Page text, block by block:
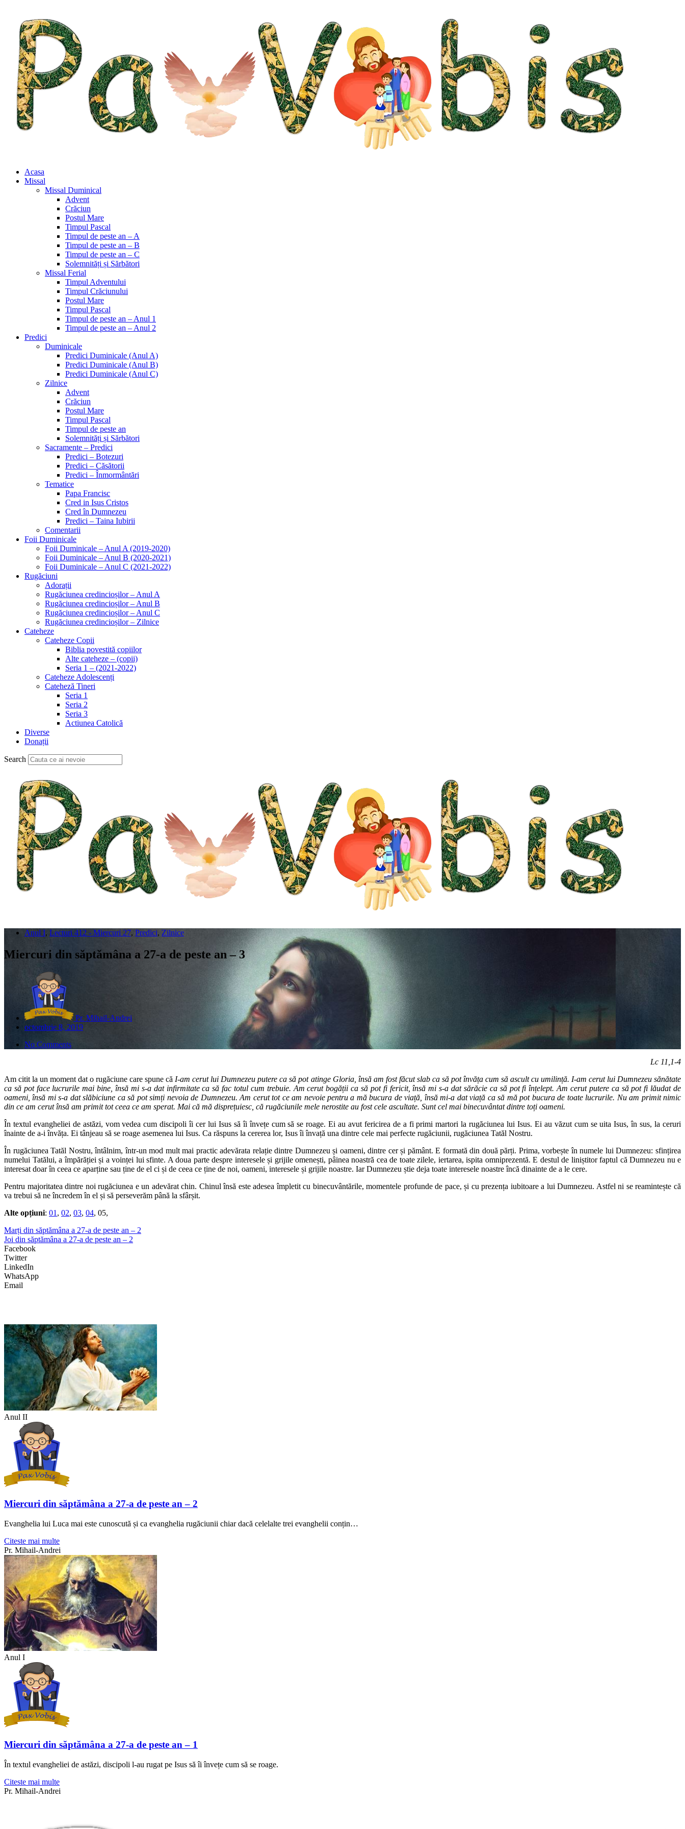
Acasa
Missal
Missal Duminical
Advent
Crăciun
Postul Mare
Timpul Pascal
Timpul de peste an – A
Timpul de peste an – B
Timpul de peste an – C
Solemnități și Sărbători
Missal Ferial
Timpul Adventului
Timpul Crăciunului
Postul Mare
Timpul Pascal
Timpul de peste an – Anul 1
Timpul de peste an – Anul 2
Predici
Duminicale
Predici Duminicale (Anul A)
Predici Duminicale (Anul B)
Predici Duminicale (Anul C)
Zilnice
Advent
Crăciun
Postul Mare
Timpul Pascal
Timpul de peste an
Solemnități și Sărbători
Sacramente – Predici
Predici – Botezuri
Predici – Căsătorii
Predici – Înmormântări
Tematice
Papa Francisc
Cred in Isus Cristos
Cred în Dumnezeu
Predici – Taina Iubirii
Comentarii
Foii Duminicale
Foii Duminicale – Anul A (2019-2020)
Foii Duminicale – Anul B (2020-2021)
Foii Duminicale – Anul C (2021-2022)
Rugăciuni
Adorații
Rugăciunea credincioșilor – Anul A
Rugăciunea credincioșilor – Anul B
Rugăciunea credincioșilor – Anul C
Rugăciunea credincioșilor – Zilnice
Cateheze
Cateheze Copii
Biblia povestită copiilor
Alte cateheze – (copii)
Seria 1 – (2021-2022)
Cateheze Adolescenți
Cateheză Tineri
Seria 1
Seria 2
Seria 3
Actiunea Catolică
Diverse
Donații
Search
Anul I, Lecturi 412 - Miercuri 27, Predici, Zilnice
Miercuri din săptămâna a 27-a de peste an – 3
Pr. Mihail-Andrei
octombrie 8, 2019
No Comments
Lc 11,1-4
Am citit la un moment dat o rugăciune care spune că I-am cerut lui Dumnezeu putere ca să pot atinge Gloria, însă am fost făcut slab ca să pot învăța cum să ascult cu umilință. I-am cerut lui Dumnezeu sănătate
ca să pot face lucrurile mai bine, însă mi s-a dat infirmitate ca să fac totul cum trebuie. Am cerut bogății ca să pot fi fericit, însă mi s-a dat sărăcie ca să pot fi înțelept. Am cerut putere ca să pot fi lăudat de
oameni, însă mi s-a dat slăbiciune ca să pot simți nevoia de Dumnezeu. Am cerut tot ce am nevoie pentru a mă bucura de viață, însă mi-a dat viață ca să mă pot bucura de toate lucrurile. Nu am primit nimic
din ce am cerut însă am primit tot ceea ce am sperat. Mai că mă disprețuiesc, că rugăciunile mele nerostite au fost cele ascultate. Sunt cel mai binecuvântat dintre toți oameni.
În textul evangheliei de astăzi, vom vedea cum discipoli îi cer lui Isus să îi învețe cum să se roage. Ei au avut fericirea de a fi primi martori la rugăciunea lui Isus. Ei au văzut cum se uita Isus, în sus, la ceruri
înainte de a-i învăța. Ei tânjeau să se roage asemenea lui Isus. Ca răspuns la cererea lor, Isus îi învață una dintre cele mai perfecte rugăciunii, rugăciunea Tatăl Nostru.
În rugăciunea Tatăl Nostru, întâlnim, într-un mod mult mai practic adevărata relație dintre Dumnezeu și oameni, dintre cer și pământ. E formată din două părți. Prima, vorbește în numele lui Dumnezeu: sfințirea
numelui Tatălui, a împărăției și a voinței lui sfinte. A doua parte despre interesele și grijile omenești, pâinea noastră cea de toate zilele, iertarea, ispita omniprezentă. E destul de liniștitor faptul că Dumnezeu nu e
interesat doar în ceea ce aparține sau ține de el ci și de ceea ce ține de noi, oameni, interesele și grijile noastre. Iar Dumnezeu știe deja toate interesele noastre încă dinainte de a le cere.
Pentru majoritatea dintre noi rugăciunea e un adevărat chin. Chinul însă este adesea împletit cu binecuvântările, momentele profunde de pace, și cu prezența iubitoare a lui Dumnezeu. Astfel ni se reamintește că
va trebui să ne încredem în el și să perseverăm până la sfârșit.
Alte opțiuni: 01 , 02, 03, 04, 05,
Marți din săptămâna a 27-a de peste an – 2
Joi din săptămâna a 27-a de peste an – 2
Facebook
Twitter
LinkedIn
WhatsApp
Email
Anul II
Miercuri din săptămâna a 27-a de peste an – 2
Evanghelia lui Luca mai este cunoscută și ca evanghelia rugăciunii chiar dacă celelalte trei evanghelii conțin…
Citeste mai multe
Pr. Mihail-Andrei
Anul I
Miercuri din săptămâna a 27-a de peste an – 1
În textul evangheliei de astăzi, discipoli l-au rugat pe Isus să îi învețe cum să se roage.
Citeste mai multe
Pr. Mihail-Andrei